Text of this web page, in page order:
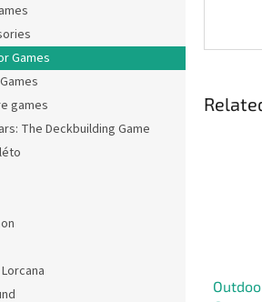
Games
games
The Deckbuilding Game